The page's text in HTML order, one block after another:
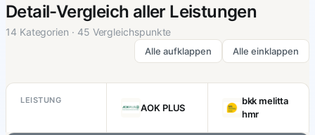
Detail-Vergleich aller Leistungen
14 Kategorien · 45 Vergleichspunkte
Alle aufklappen Alle einklappen
LEISTUNG
AOK PLUS
bkk melitta
hmr